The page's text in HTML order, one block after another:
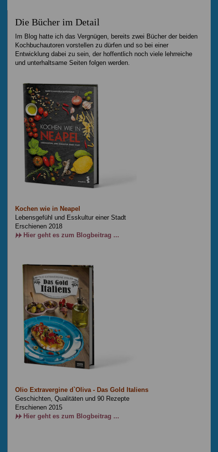
Die Bücher im Detail
Im Blog hatte ich das Vergnügen, bereits zwei Bücher der beiden
Kochbuchautoren vorstellen zu dürfen und so bei einer
Entwicklung dabei zu sein, der hoffentlich noch viele lehrreiche
und unterhaltsame Seiten folgen werden.
Kochen wie in Neapel
Lebensgefühl und Esskultur einer Stadt
Erschienen 2018
Hier geht es zum Blogbeitrag ...
Olio Extravergine d`Oliva - Das Gold Italiens
Geschichten, Qualitäten und 90 Rezepte
Erschienen 2015
Hier geht es zum Blogbeitrag ...